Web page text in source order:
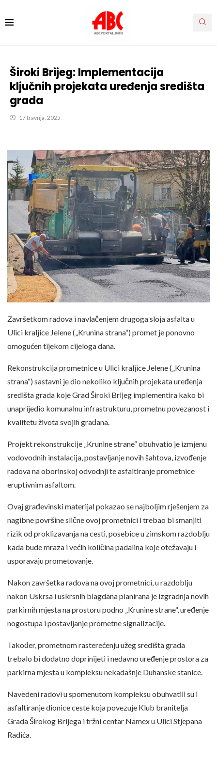
Široki Brijeg: Implementacija
ključnih projekata uređenja središta
grada
17 travnja, 2025
Završetkom radova i navlačenjem drugoga sloja asfalta u
Ulici kraljice Jelene („Krunina strana“) promet je ponovno
omogućen tijekom cijeloga dana.
Rekonstrukcija prometnice u Ulici kraljice Jelene („Krunina
strana“) sastavni je dio nekoliko ključnih projekata uređenja
središta grada koje Grad Široki Brijeg implementira kako bi
unaprijedio komunalnu infrastrukturu, prometnu povezanost i
kvalitetu života svojih građana.
Projekt rekonstrukcije „Krunine strane“ obuhvatio je izmjenu
vodovodnih instalacija, postavljanje novih šahtova, izvođenje
radova na oborinskoj odvodnji te asfaltiranje prometnice
eruptivnim asfaltom.
Ovaj građevinski materijal pokazao se najboljim rješenjem za
nagibne površine slične ovoj prometnici i trebao bi smanjiti
rizik od proklizavanja na cesti, posebice u zimskom razdoblju
kada bude mraza i većih količina padalina koje otežavaju i
usporavaju prometovanje.
Nakon završetka radova na ovoj prometnici, u razdoblju
nakon Uskrsa i uskrsnih blagdana planirana je izgradnja novih
parkirnih mjesta na prostoru podno „Krunine strane“, uređenje
nogostupa i postavljanje prometne signalizacije.
Također, prometnom rasterećenju užeg središta grada
trebalo bi dodatno doprinijeti i nedavno uređenje prostora za
parkirna mjesta u kompleksu nekadašnje Duhanske stanice.
Navedeni radovi u spomenutom kompleksu obuhvatili su i
asfaltiranje dionice ceste koja povezuje Klub branitelja
Grada Širokog Brijega i tržni centar Namex u Ulici Stjepana
Radića.